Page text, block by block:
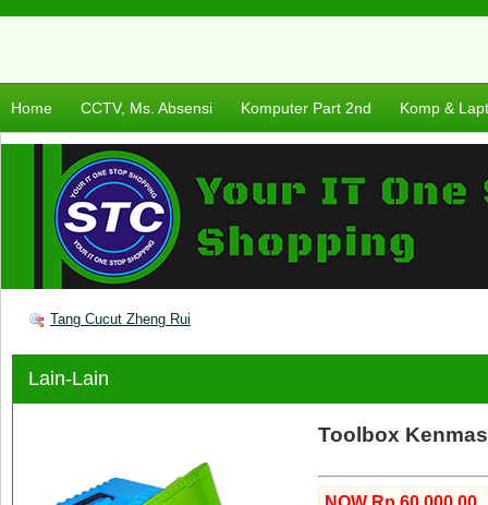
Home CCTV, Ms. Absensi Komputer Part 2nd Komp &
Tang Cucut Zheng Rui
Lain-Lain
Toolbox